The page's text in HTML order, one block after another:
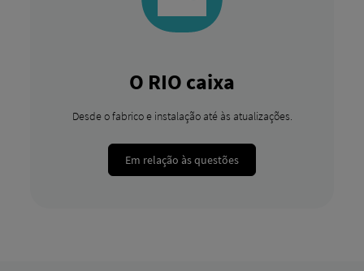
O RIO caixa
Desde o fabrico e instalação até às atualizações.
Em relação às questões